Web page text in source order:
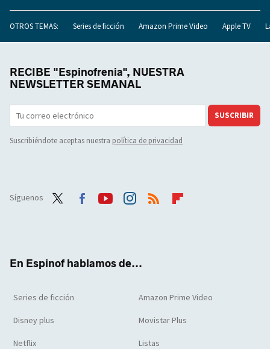
OTROS TEMAS: Series de ficción Amazon Prime Video Apple TV
RECIBE "Espinofrenia", NUESTRA
NEWSLETTER SEMANAL
SUSCRIBIR
Suscribiéndote aceptas nuestra política de privacidad
Síguenos
En Espinof hablamos de...
Series de ficción Amazon Prime Video
Disney plus Movistar Plus
Netflix Listas